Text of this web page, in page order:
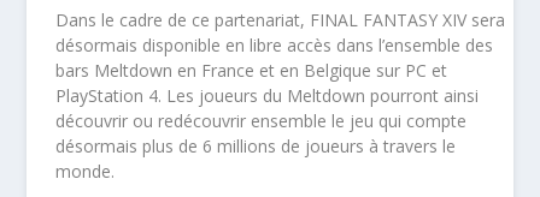
Dans le cadre de ce partenariat, FINAL FANTASY XIV sera
désormais disponible en libre accès dans l’ensemble des
bars Meltdown en France et en Belgique sur PC et
PlayStation 4. Les joueurs du Meltdown pourront ainsi
découvrir ou redécouvrir ensemble le jeu qui compte
désormais plus de 6 millions de joueurs à travers le
monde.